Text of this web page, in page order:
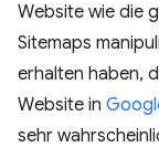
Website wie die
Sitemaps
erhalten haben,
Website in
sehr